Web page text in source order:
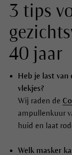
3 tips
40 jaar
Heb je last van
vlekjes?
Wij raden de
ampullenkuur
huid en laat
Welk masker